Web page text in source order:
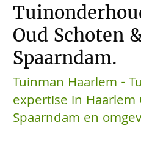
Oud Schoten
Spaarndam.
Tuinman Haarlem -
expertise in
Spaarndam en